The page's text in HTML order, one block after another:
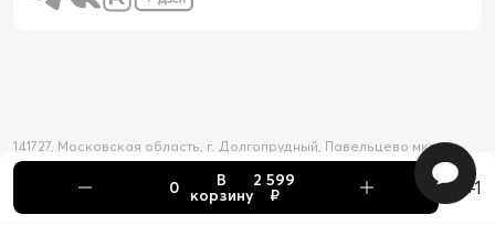
В
корзину
2 599
₽ +1
Товар добавлен в корзину
141727, Московская область, г. Долгопрудный, Павельцево мкр-н,
Новое шоссе, д. 56
2026 © Официальный интернет-магазин Happy Baby